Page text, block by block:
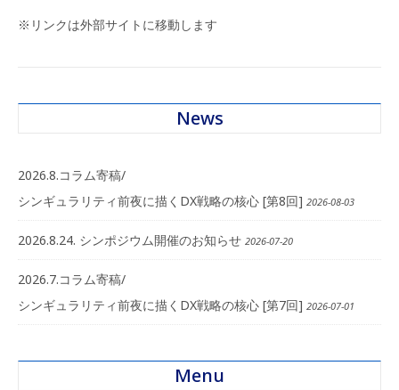
※リンクは外部サイトに移動します
News
2026.8.コラム寄稿/
シンギュラリティ前夜に描くDX戦略の核心 [第8回] 2026-08-03
2026.8.24. シンポジウム開催のお知らせ 2026-07-20
2026.7.コラム寄稿/
シンギュラリティ前夜に描くDX戦略の核心 [第7回] 2026-07-01
Menu